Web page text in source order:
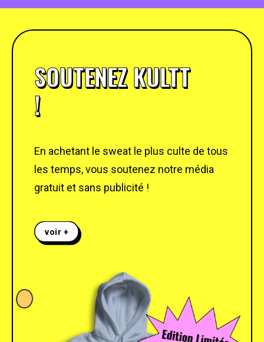
SOUTENEZ KULTT
!
En achetant le sweat le plus culte de tous
les temps, vous soutenez notre média
gratuit et sans publicité !
voir +